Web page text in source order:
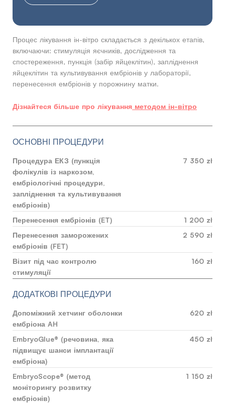
Процес лікування ін-вітро складається з декількох етапів,
включаючи: стимуляція яєчників, дослідження та
спостереження, пункція (забір яйцеклітин), запліднення
яйцеклітин та культивування ембріонів у лабораторії,
перенесення ембріонів у порожнину матки.
Дізнайтеся більше про лікування методом ін-вітро
ОСНОВНІ ПРОЦЕДУРИ
Процедура ЕКЗ (пункція
фолікулів із наркозом,
ембріологічні процедури,
запліднення та культивування
ембріонів)
7 350 zł
Перенесення ембріонів (ET)
1 200 zł
Перенесення заморожених
ембріонів (FET)
2 590 zł
Візит під час контролю
стимуляції
160 zł
ДОДАТКОВІ ПРОЦЕДУРИ
Допоміжний хетчинг оболонки
ембріона AH
620 zł
EmbryoGlue® (речовина, яка
підвищує шанси імплантації
ембріона)
450 zł
EmbryoScope® (метод
моніторингу розвитку
ембріонів)
1 150 zł